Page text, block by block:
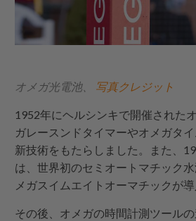
オメガ光電池、 写真クレジット
1952年にヘルシンキで開催された
ガレースンドタイマーやオメガタ
新技術をもたらしました。また、
は、世界初のセミオートマチック
メガスイムエイトオーマチックが導
その後、オメガの時間計測ツール